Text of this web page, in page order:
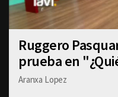
Ruggero
prueba en
Aranxa Lopez